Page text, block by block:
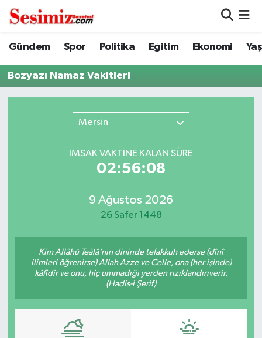
Gündem Spor Politika Eğitim Ekonomi
Bozyazı Namaz Vakitleri
Mersin
İMSAK VAKTİNE KALAN SÜRE
02:56:08
9 Ağustos 2026
26 Safer 1448
Kim Allâhü Teâlâ’nın dininde tefakkuh ederse (dînî
ilimleri öğrenirse) Allah Azze ve Celle, ona (her işinde)
kâfîdir ve onu, hiç ummadığı yerden rızıklandırıverir.
(Hadis-i Şerif)
Dünya
Eğitim
Sağlık
Nöbetçi Eczaneler
Hava Durumu
Trafik Durumu
Süper Lig Puan Durumu ve Fikstür
Tüm Manşetler
Haber Arşivi